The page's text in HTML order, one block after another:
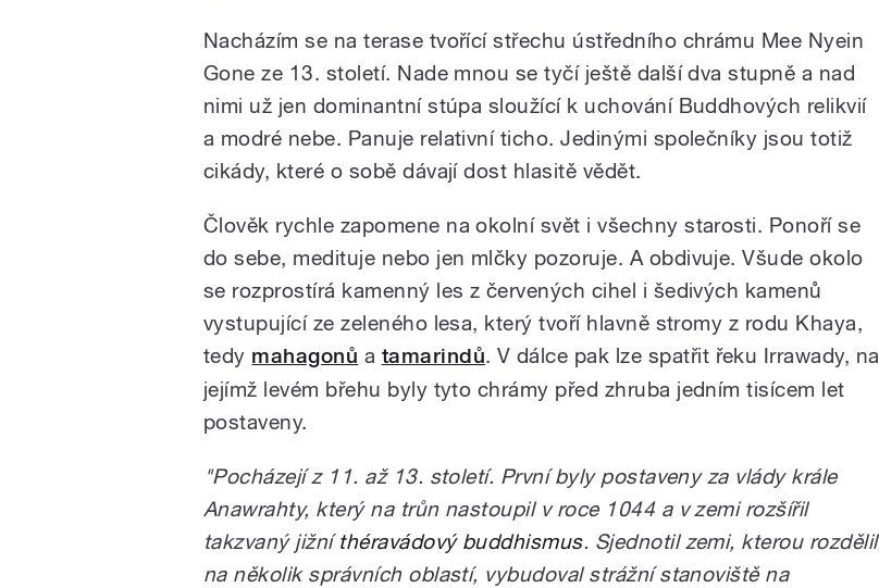
Nacházím se na terase tvořící střechu ústředního chrámu Mee Nyein
Gone ze 13. století. Nade mnou se tyčí ještě další dva stupně a nad
nimi už jen dominantní stúpa sloužící k uchování Buddhových relikvií
a modré nebe. Panuje relativní ticho. Jedinými společníky jsou totiž
cikády, které o sobě dávají dost hlasitě vědět.
Člověk rychle zapomene na okolní svět i všechny starosti. Ponoří se
do sebe, medituje nebo jen mlčky pozoruje. A obdivuje. Všude okolo
se rozprostírá kamenný les z červených cihel i šedivých kamenů
vystupující ze zeleného lesa, který tvoří hlavně stromy z rodu Khaya,
tedy mahagonů a tamarindů. V dálce pak lze spatřit řeku Irrawady, na
jejímž levém břehu byly tyto chrámy před zhruba jedním tisícem let
postaveny.
"Pocházejí z 11. až 13. století. První byly postaveny za vlády krále
Anawrahty, který na trůn nastoupil v roce 1044 a v zemi rozšířil
takzvaný jižníthéravádový buddhismus. Sjednotil zemi, kterou rozdělil
na několik správních oblastí, vybudoval strážní stanoviště na